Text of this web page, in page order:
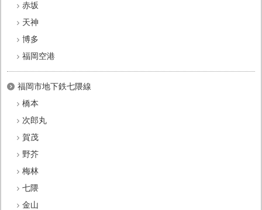
赤坂
天神
博多
福岡空港
福岡市地下鉄七隈線
橋本
次郎丸
賀茂
野芥
梅林
七隈
金山